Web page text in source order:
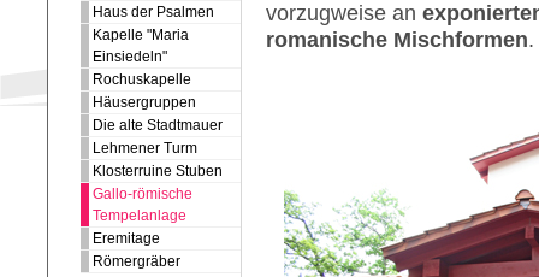
Haus der Psalmen
Kapelle "Maria
Einsiedeln"
Rochuskapelle
Häusergruppen
Die alte Stadtmauer
Lehmener Turm
Klosterruine Stuben
Gallo-römische
Tempelanlage
Eremitage
Römergräber
vorzugweise an
romanische Mischformen.